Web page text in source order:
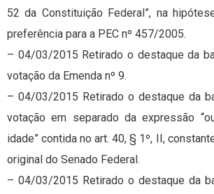
52 da Constituição Federal”, na
preferência para a PEC nº 457/2005.
– 04/03/2015 Retirado o destaque da
votação da Emenda nº 9.
– 04/03/2015 Retirado o destaque da
votação em separado da expressão
idade” contida no art. 40, § 1º, II,
original do Senado Federal.
– 04/03/2015 Retirado o destaque da